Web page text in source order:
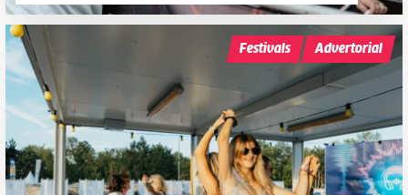
Festivals Advertorial